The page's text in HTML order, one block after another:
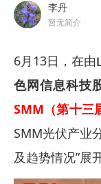
李丹
暂无简介
6月13日，在由
色网信息科技
SMM（第十
SMM光伏产业
及趋势情况”展